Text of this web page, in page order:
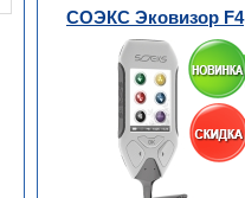
СОЭКС Эковизор F4